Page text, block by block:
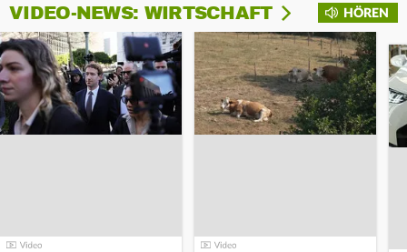
HÖREN
VIDEO-NEWS: WIRTSCHAFT